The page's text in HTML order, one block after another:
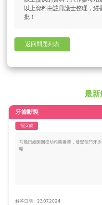
以上資料由註冊護士整理，
批！
返回問題列表
最
牙齒斷裂
1至2歲
前幾日細囡囡從幼稚園番黎，發覺佢門牙
唔.....
解答日期：23.07.2024